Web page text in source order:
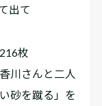
て――
枚
川さんと二人
砂を蹴る」を